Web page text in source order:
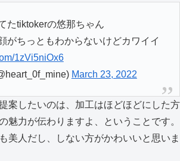
たtiktokerの悠那ちゃん
がちっともわからないけどカワイイ
1zVi5niOx6
March 23, 2022
案したいのは、加工はほどほどにした方
魅力が伝わりますよ、ということです。
美人だし、しない方がかわいいと思いま